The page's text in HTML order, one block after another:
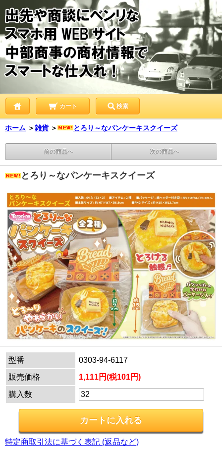
カート 検索
ホーム ＞雑貨 ＞ とろり～なパンケーキスクイーズ
前の商品へ 次の商品へ
とろり～なパンケーキスクイーズ
型番
0303-94-6117
販売価格
1,111円(税101円)
購入数
特定商取引法に基づく表記 (返品など)